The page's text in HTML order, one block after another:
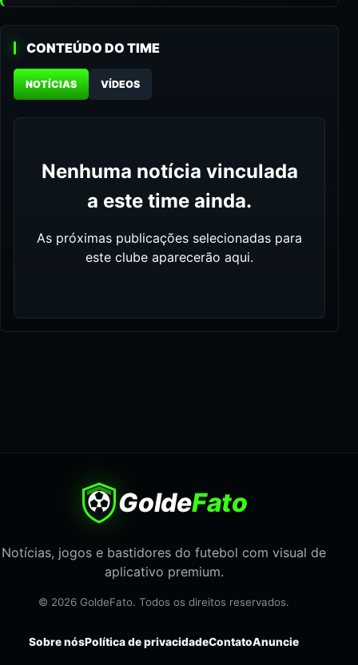
CONTEÚDO DO TIME
NOTÍCIAS VÍDEOS
Nenhuma notícia vinculada
a este time ainda.
As próximas publicações selecionadas para
este clube aparecerão aqui.
GoldeFato
Notícias, jogos e bastidores do futebol com visual de
aplicativo premium.
© 2026 GoldeFato. Todos os direitos reservados.
Sobre nósPolítica de privacidadeContatoAnuncie